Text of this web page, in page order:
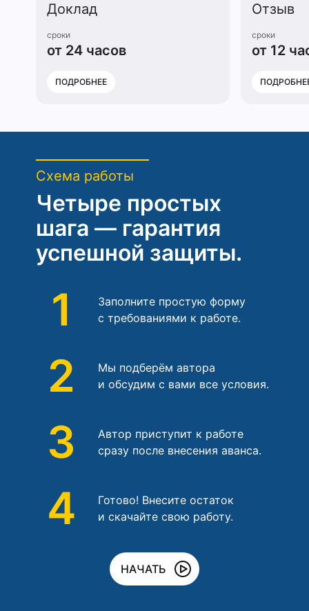
Доклад
сроки
от 24 часов
ПОДРОБНЕЕ
Отзыв
сроки
от 12
Схема работы
Четыре простых
шага — гарантия
успешной защиты.
1
Заполните простую форму
с требованиями к работе.
2
Мы подберём автора
и обсудим с вами все условия.
3
Автор приступит к работе
сразу после внесения аванса.
4
Готово! Внесите остаток
и скачайте свою работу.
НАЧАТЬ